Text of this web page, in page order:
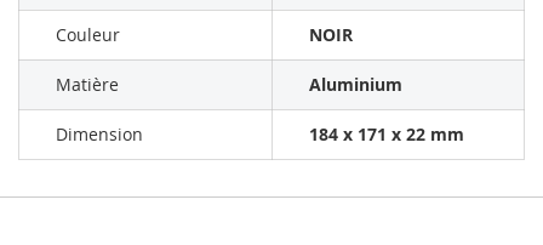
Couleur NOIR
Matière Aluminium
Dimension 184 x 171 x 22 mm